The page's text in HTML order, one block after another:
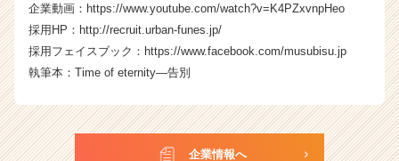
企業動画： https://www.youtube.com/watch?v=K4PZxvnpHeo
採用HP： http://recruit.urban-funes.jp/
採用フェイスブック： https://www.facebook.com/musubisu.jp
執筆本：Time of eternity―告別
企業情報へ